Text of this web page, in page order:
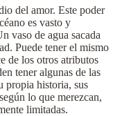
del amor. Este poder
es vasto y
vaso de agua sacada
Puede tener el mismo
de los otros atributos
tener algunas de las
propia historia, sus
lo que merezcan,
limitadas.